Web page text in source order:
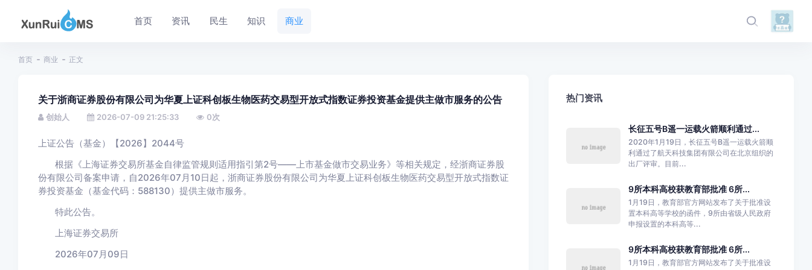
首页 资讯 民生 知识 商业
首页 商业 正文
关于浙商证券股份有限公司为华夏上证科创板生物医药交易型开放式指数证券投资基金提供主做市服务的公告
创始人 2026-07-09 21:25:33 0次
上证公告（基金）【2026】2044号
根据《上海证券交易所基金自律监管规则适用指引第2号——上市基金做市交易业务》等相关规定，经浙商证券股
份有限公司备案申请，自2026年07月10日起，浙商证券股份有限公司为华夏上证科创板生物医药交易型开放式指数证
券投资基金（基金代码：588130）提供主做市服务。
特此公告。
上海证券交易所
2026年07月09日
热门资讯
长征五号B遥一运载火箭顺利通过...
2020年1月19日，长征五号B遥一运载火箭顺
利通过了航天科技集团有限公司在北京组织的
出厂评审。目前...
9所本科高校获教育部批准 6所...
1月19日，教育部官方网站发布了关于批准设
置本科高等学校的函件，9所由省级人民政府
申报设置的本科高等...
9所本科高校获教育部批准 6所...
1月19日，教育部官方网站发布了关于批准设